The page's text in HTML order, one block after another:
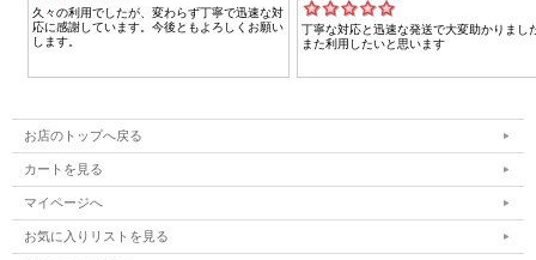
お店のトップへ戻る
カートを見る
マイページへ
お気に入りリストを見る